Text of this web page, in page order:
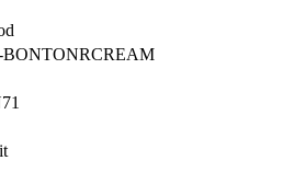
BONTONRCREAM